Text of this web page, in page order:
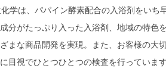
学は、パパイン酵素配合の入浴剤をい
分がたっぷり入った入浴剤、地域の特色
まな商品開発を実現。また、お客様の大
目視でひとつひとつの検査を行っていま